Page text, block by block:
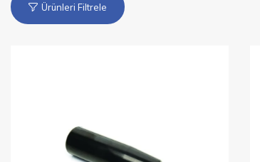
Ürünleri Filtrele